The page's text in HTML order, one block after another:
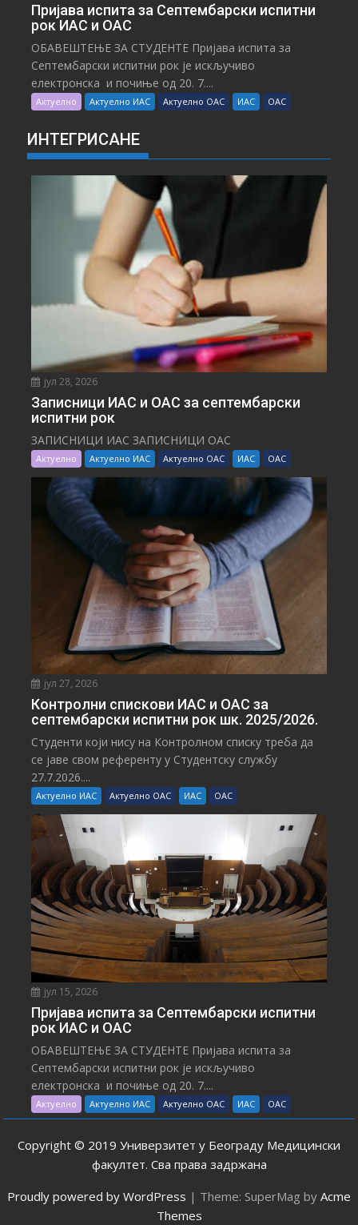
Пријава испита за Септембарски испитни
рок ИАС и ОАС
ОБАВЕШТЕЊЕ ЗА СТУДЕНТЕ Пријава испита за
Септембарски испитни рок је искључиво
електронска и почиње од 20. 7....
Актуелно Актуелно ИАС Актуелно ОАС ИАС ОАС
ИНТЕГРИСАНЕ
јул 28, 2026
Записници ИАС и ОАС за септембарски
испитни рок
ЗАПИСНИЦИ ИАС ЗАПИСНИЦИ ОАС
Актуелно Актуелно ИАС Актуелно ОАС ИАС ОАС
јул 27, 2026
Контролни спискови ИАС и ОАС за
септембарски испитни рок шк. 2025/2026.
Студенти који нису на Контролном списку треба да
се јаве свом референту у Студентску службу
27.7.2026....
Актуелно ИАС Актуелно ОАС ИАС ОАС
јул 15, 2026
Пријава испита за Септембарски испитни
рок ИАС и ОАС
ОБАВЕШТЕЊЕ ЗА СТУДЕНТЕ Пријава испита за
Септембарски испитни рок је искључиво
електронска и почиње од 20. 7....
Актуелно Актуелно ИАС Актуелно ОАС ИАС ОАС
Copyright © 2019 Универзитет у Београду Медицински
факултет. Сва права задржана
Proudly powered by WordPress | Theme: SuperMag by Acme
Themes